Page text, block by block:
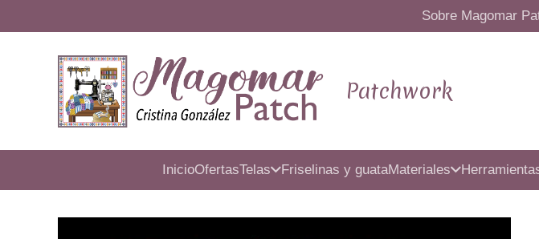
Sobre Magomar
Patchwork
InicioOfertasTelas Friselinas y guataMateriales